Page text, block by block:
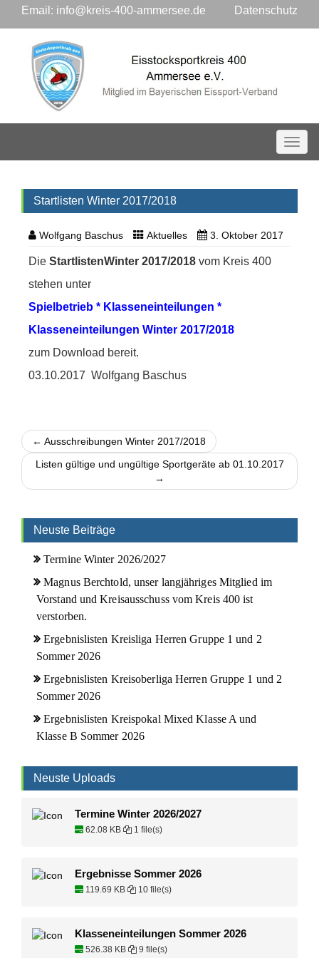
Email: info@kreis-400-ammersee.de Datenschutz
Startlisten Winter 2017/2018
Wolfgang Baschus Aktuelles 3. Oktober 2017
Die StartlistenWinter 2017/2018 vom Kreis 400
stehen unter
Spielbetrieb * Klasseneinteilungen *
Klasseneinteilungen Winter 2017/2018
zum Download bereit.
03.10.2017 Wolfgang Baschus
← Ausschreibungen Winter 2017/2018
Listen gültige und ungültige Sportgeräte ab 01.10.2017
→
Neuste Beiträge
Termine Winter 2026/2027
Magnus Berchtold, unser langjähriges Mitglied im
Vorstand und Kreisausschuss vom Kreis 400 ist
verstorben.
Ergebnislisten Kreisliga Herren Gruppe 1 und 2
Sommer 2026
Ergebnislisten Kreisoberliga Herren Gruppe 1 und 2
Sommer 2026
Ergebnislisten Kreispokal Mixed Klasse A und
Klasse B Sommer 2026
Neuste Uploads
Termine Winter 2026/2027
62.08 KB 1 file(s)
Ergebnisse Sommer 2026
119.69 KB 10 file(s)
Klasseneinteilungen Sommer 2026
526.38 KB 9 file(s)